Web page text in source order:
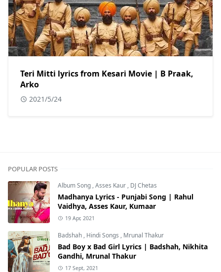
Teri Mitti lyrics from Kesari Movie | B Praak,
Arko
2021/5/24
POPULAR POSTS
Album Song ,Asses Kaur , DJ Chetas
Madhanya Lyrics - Punjabi Song | Rahul
Vaidhya, Asses Kaur, Kumaar
19 Apr, 2021
Badshah , Hindi Songs , Mrunal Thakur
Bad Boy x Bad Girl Lyrics | Badshah, Nikhita
Gandhi, Mrunal Thakur
17 Sept, 2021